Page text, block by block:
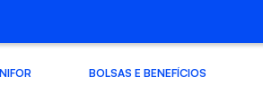
BOLSAS E BENEFÍCIOS